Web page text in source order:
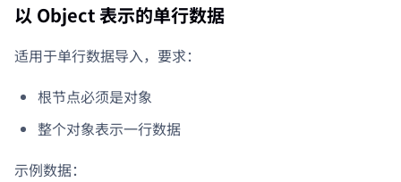
以 Object 表示的单行数据
适用于单行数据导入，要求：
根节点必须是对象
整个对象表示一行数据
示例数据：